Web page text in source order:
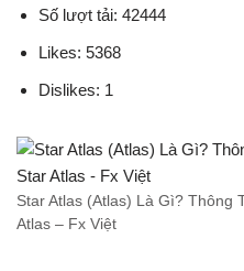
Số lượt tải: 42444
Likes: 5368
Dislikes: 1
Star Atlas (Atlas) Là Gì? Thông
Atlas – Fx Việt